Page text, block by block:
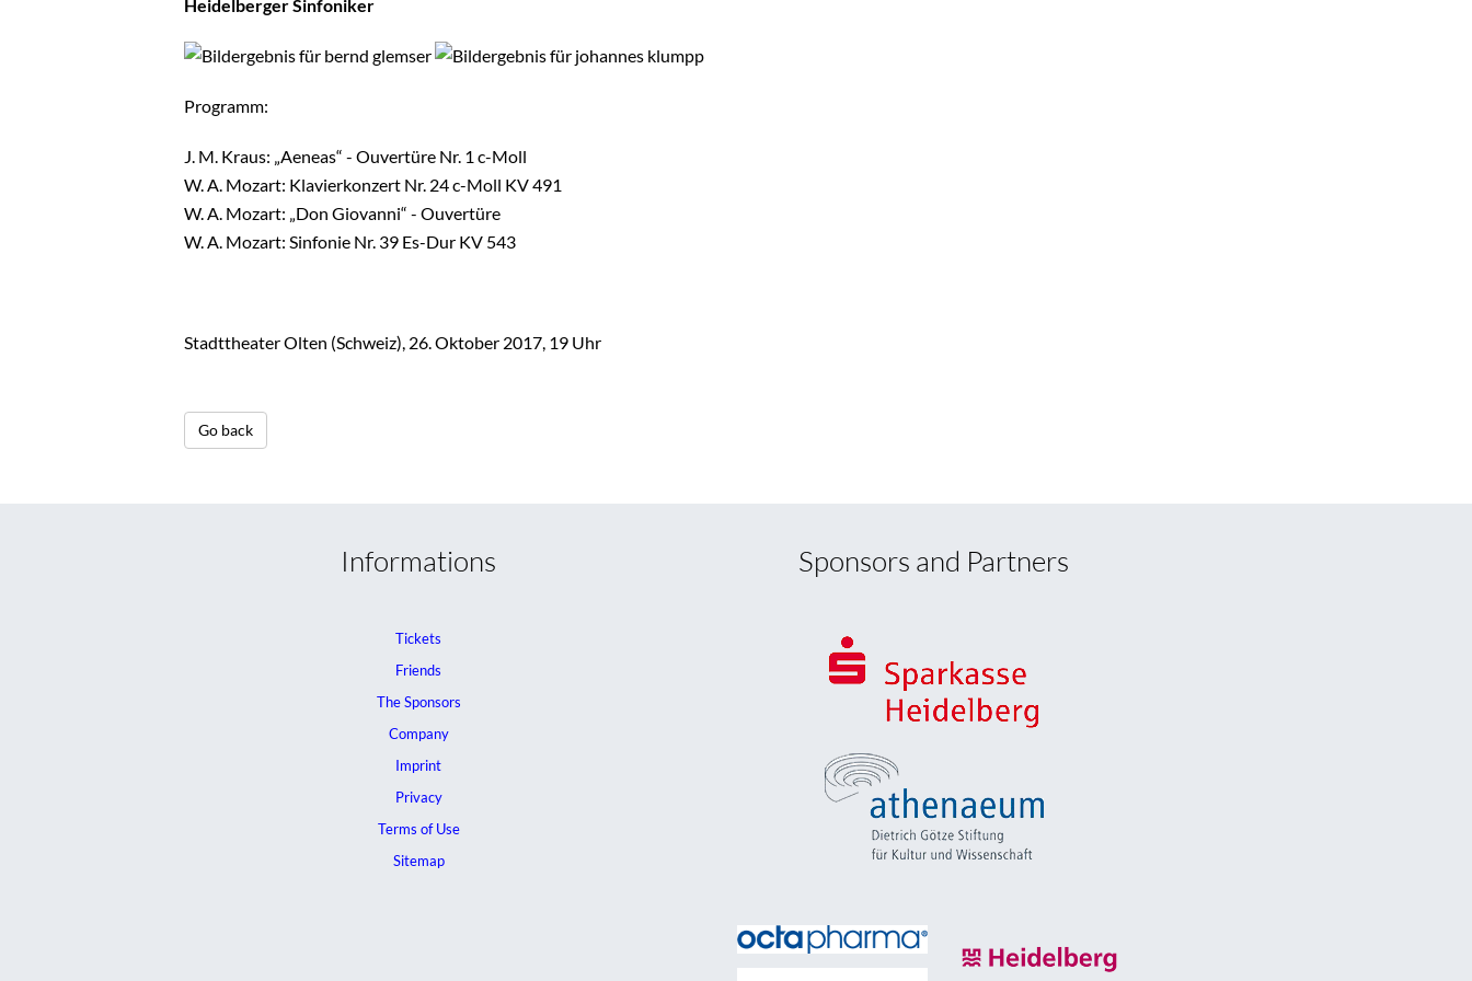
Heidelberger Sinfoniker
Programm:
J. M. Kraus: „Aeneas“ - Ouvertüre Nr. 1 c-Moll
W. A. Mozart: Klavierkonzert Nr. 24 c-Moll KV 491
W. A. Mozart: „Don Giovanni“ - Ouvertüre
W. A. Mozart: Sinfonie Nr. 39 Es-Dur KV 543
Stadttheater Olten (Schweiz), 26. Oktober 2017, 19 Uhr
Go back
Informations
Tickets
Friends
The Sponsors
Company
Imprint
Privacy
Terms of Use
Sitemap
Sponsors and Partners